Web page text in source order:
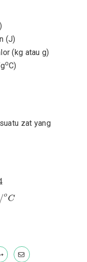
(J)
(kg atau g)
oC)
zat yang
/oC
oC